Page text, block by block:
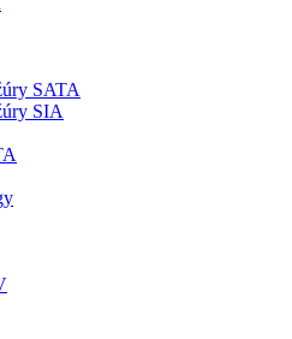
SATA
SIA